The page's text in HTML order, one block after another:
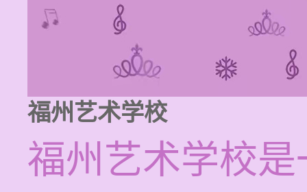
福州艺术学校
福州艺术学校